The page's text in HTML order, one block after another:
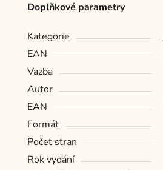
Doplňkové parametry
Kategorie
EAN
Vazba
Autor
EAN
Formát
Počet stran
Rok vydání